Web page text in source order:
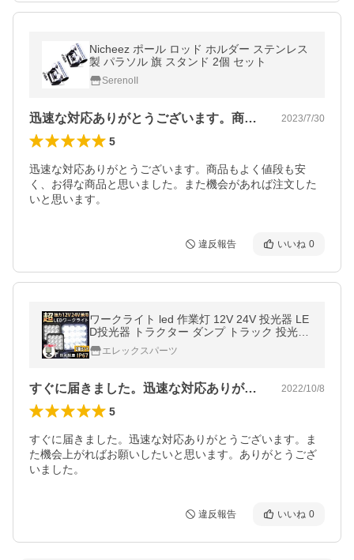
Nicheez ポール ロッド ホルダー ステンレス
製 パラソル 旗 スタンド 2個 セット
SerenoII
迅速な対応ありがとうございます。商品も… 2023/7/30
5
迅速な対応ありがとうございます。商品もよく値段も安
く、お得な商品と思いました。また機会があれば注文した
いと思います。
違反報告 いいね 0
ワークライト led 作業灯 12V 24V 投光器 LE
D投光器 トラクター ダンプ トラック 投光器
アウトドア 防水 2個セット
エレックスパーツ
すぐに届きました。迅速な対応ありがとう… 2022/10/8
5
すぐに届きました。迅速な対応ありがとうございます。ま
た機会上がればお願いしたいと思います。ありがとうござ
いました。
違反報告 いいね 0